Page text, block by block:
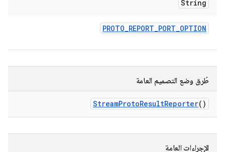
String
PROTO_REPORT_PORT_OPTION
طُرق وضع التصميم العامة
StreamProtoResultReporter()
الإجراءات العامة